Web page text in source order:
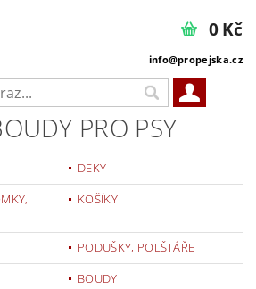
info@propejska.cz
0 Kč
PRO PSY
DEKY
KOŠÍKY
PODUŠKY, POLŠTÁŘE
BOUDY